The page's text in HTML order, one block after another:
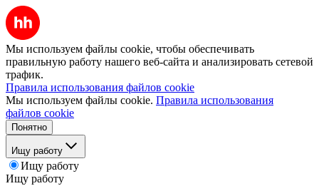
Мы используем файлы cookie, чтобы обеспечивать
правильную работу нашего веб-сайта и анализировать сетевой
трафик.
Правила использования файлов cookie
Мы используем файлы cookie. Правила использования
файлов cookie
Понятно
Ищу работу
Ищу работу
Ищу работу